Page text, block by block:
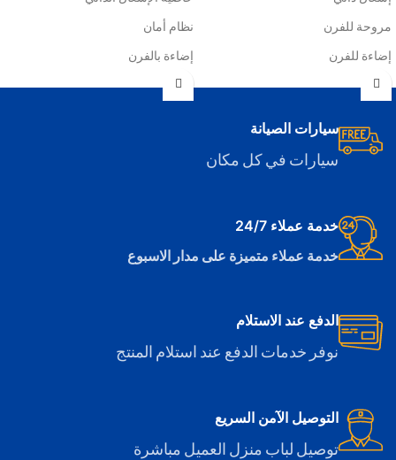
مروحة للفرن
إضاءة للفرن
شواية
نظام أمان
إضاءة بالفرن
مروحة لتوزيع الحرارة داخل الفرن
سيارات الصيانة
سيارات في كل مكان
خدمة عملاء 24/7
خدمة عملاء متميزة على مدار الاسبوع
الدفع عند الاستلام
نوفر خدمات الدفع عند استلام المنتج
التوصيل الآمن السريع
توصيل لباب منزل العميل مباشرة